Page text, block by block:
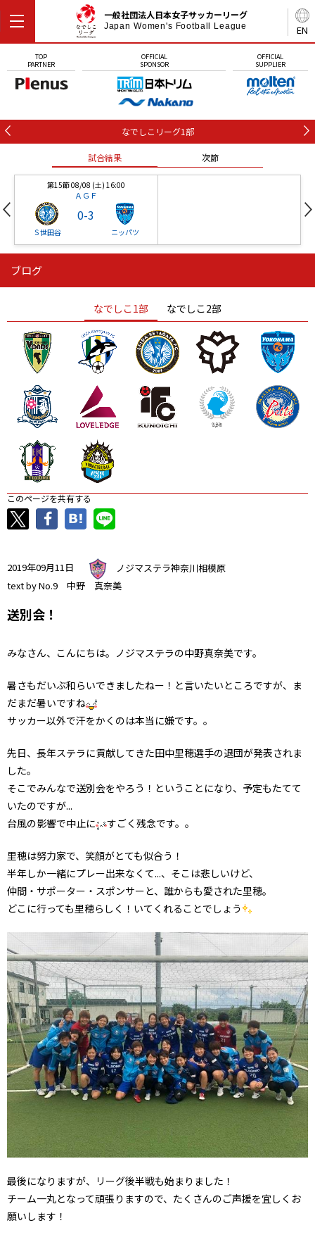
EN
一般社団法人日本女子サッカーリーグ
Japan Women's Football League
TOP
PARTNER
OFFICIAL
SPONSOR
OFFICIAL
SUPPLIER
なでしこリーグ1部
試合結果 次節
第15節 08/08 (土) 16:00
ＡＧＦ
Ｓ世田谷
0-3
ニッパツ
ニッパツ
ニッパツ 名古屋
石人の星
静岡 愛媛Ｌ
ブログ
なでしこ1部 なでしこ2部
このページを共有する
2019年09月11日
ノジマステラ神奈川相模原
text by No.9 中野 真奈美
送別会！
みなさん、こんにちは。ノジマステラの中野真奈美です。
暑さもだいぶ和らいできましたねー！と言いたいところですが、ま
だまだ暑いですね
サッカー以外で汗をかくのは本当に嫌です。。
先日、長年ステラに貢献してきた田中里穂選手の退団が発表されま
した。
そこでみんなで送別会をやろう！ということになり、予定もたてて
いたのですが...
台風の影響で中止に
すごく残念です。。
里穂は努力家で、笑顔がとても似合う！
半年しか一緒にプレー出来なくて...、そこは悲しいけど、
仲間・サポーター・スポンサーと、誰からも愛された里穂。
どこに行っても里穂らしく！いてくれることでしょう
最後になりますが、リーグ後半戦も始まりました！
チーム一丸となって頑張りますので、たくさんのご声援を宜しくお
願いします！